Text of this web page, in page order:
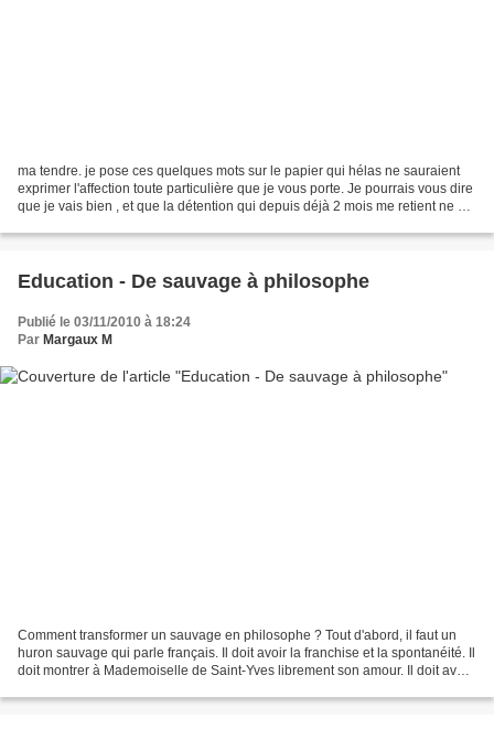
ma tendre. je pose ces quelques mots sur le papier qui hélas ne sauraient
exprimer l'affection toute particulière que je vous porte. Je pourrais vous dire
que je vais bien , et que la détention qui depuis déjà 2 mois me retient ne me
Education - De sauvage à philosophe
Publié le 03/11/2010 à 18:24
Par Margaux M
Comment transformer un sauvage en philosophe ? Tout d'abord, il faut un
huron sauvage qui parle français. Il doit avoir la franchise et la spontanéité. Il
doit montrer à Mademoiselle de Saint-Yves librement son amour. Il doit avoir